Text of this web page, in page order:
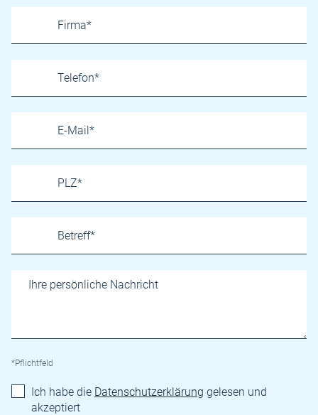
*Pflichtfeld
Ich habe die Datenschutzerklärung gelesen und
akzeptiert